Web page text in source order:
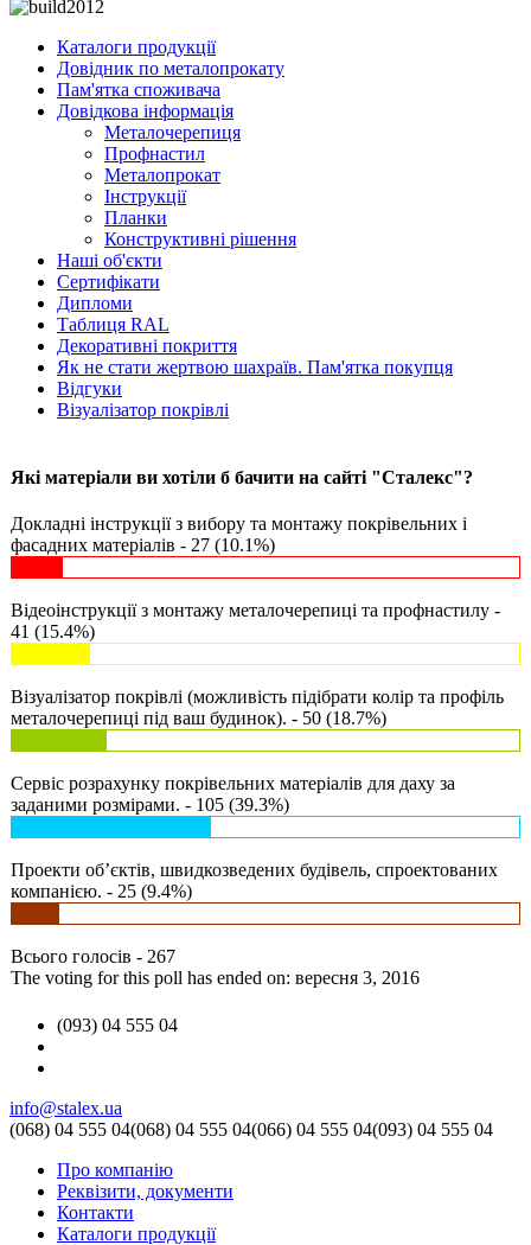
Каталоги продукції
Довідник по металопрокату
Пам'ятка споживача
Довідкова інформація
Металочерепиця
Профнастил
Металопрокат
Інструкції
Планки
Конструктивні рішення
Наші об'єкти
Сертифікати
Дипломи
Таблиця RAL
Декоративні покриття
Як не стати жертвою шахраїв. Пам'ятка покупця
Відгуки
Візуалізатор покрівлі
Які матеріали ви хотіли б бачити на сайті "Сталекс"?
Докладні інструкції з вибору та монтажу покрівельних і
фасадних матеріалів - 27 (10.1%)
Відеоінструкції з монтажу металочерепиці та профнастилу -
41 (15.4%)
Візуалізатор покрівлі (можливість підібрати колір та профіль
металочерепиці під ваш будинок). - 50 (18.7%)
Сервіс розрахунку покрівельних матеріалів для даху за
заданими розмірами. - 105 (39.3%)
Проекти об’єктів, швидкозведених будівель, спроектованих
компанією. - 25 (9.4%)
Всього голосів - 267
The voting for this poll has ended on: вересня 3, 2016
(093) 04 555 04
info@stalex.ua
(068) 04 555 04(068) 04 555 04(066) 04 555 04(093) 04 555 04
Про компанію
Реквізити, документи
Контакти
Каталоги продукції